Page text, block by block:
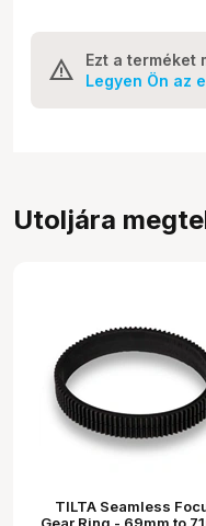
Ezt a terméket
Legyen Ön az
Utoljára
TILTA Seamless
Gear Ring - 69mm to